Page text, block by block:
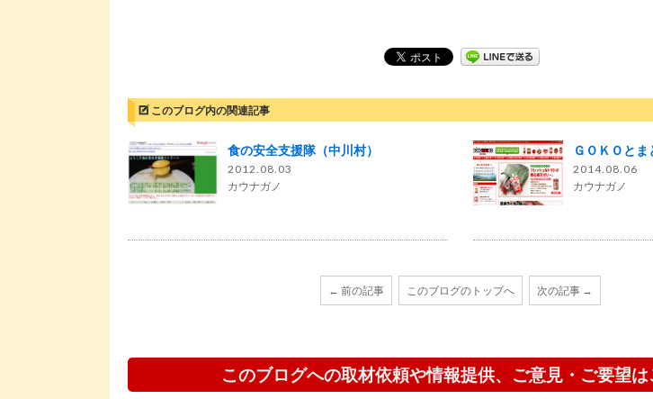
このブログ内の関連記事
食の安全支援隊（中川村）
2012.08.03
カウナガノ
ＧＯＫＯとま
2014.08.06
カウナガノ
← 前の記事 このブログのトップへ 次の記事 →
このブログへの取材依頼や情報提供、ご意見・ご要望は